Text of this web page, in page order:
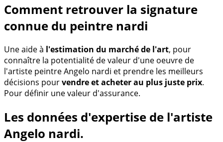
Comment retrouver la signature
connue du peintre nardi
Une aide à l'estimation du marché de l'art, pour
connaître la potentialité de valeur d'une oeuvre de
l'artiste peintre Angelo nardi et prendre les meilleurs
décisions pourvendre et acheter au plus juste prix.
Pour définir une valeur d'assurance.
Les données d'expertise de l'artiste
Angelo nardi.